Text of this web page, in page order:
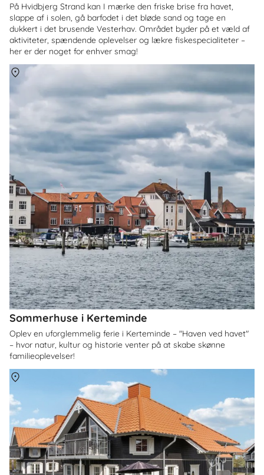
På Hvidbjerg Strand kan I mærke den friske brise fra havet,
slappe af i solen, gå barfodet i det bløde sand og tage en
dukkert i det brusende Vesterhav. Området byder på et væld af
aktiviteter, spændende oplevelser og lækre fiskespecialiteter –
her er der noget for enhver smag!
Sommerhuse i Kerteminde
Oplev en uforglemmelig ferie i Kerteminde – "Haven ved havet"
– hvor natur, kultur og historie venter på at skabe skønne
familieoplevelser!